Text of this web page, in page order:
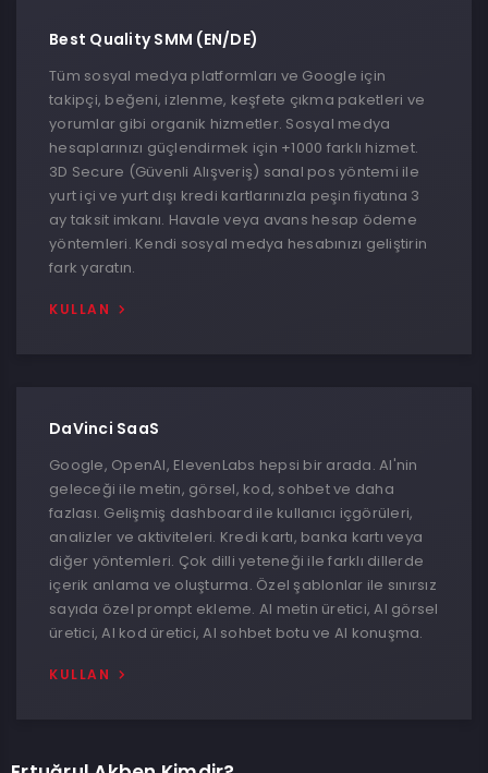
Best Quality SMM (EN/DE)
Tüm sosyal medya platformları ve Google için
takipçi, beğeni, izlenme, keşfete çıkma paketleri ve
yorumlar gibi organik hizmetler. Sosyal medya
hesaplarınızı güçlendirmek için +1000 farklı hizmet.
3D Secure (Güvenli Alışveriş) sanal pos yöntemi ile
yurt içi ve yurt dışı kredi kartlarınızla peşin fiyatına 3
ay taksit imkanı. Havale veya avans hesap ödeme
yöntemleri. Kendi sosyal medya hesabınızı geliştirin
fark yaratın.
KULLAN
DaVinci SaaS
Google, OpenAI, ElevenLabs hepsi bir arada. AI'nin
geleceği ile metin, görsel, kod, sohbet ve daha
fazlası. Gelişmiş dashboard ile kullanıcı içgörüleri,
analizler ve aktiviteleri. Kredi kartı, banka kartı veya
diğer yöntemleri. Çok dilli yeteneği ile farklı dillerde
içerik anlama ve oluşturma. Özel şablonlar ile sınırsız
sayıda özel prompt ekleme. AI metin üretici, AI görsel
üretici, AI kod üretici, AI sohbet botu ve AI konuşma.
KULLAN